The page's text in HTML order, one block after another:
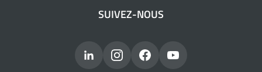
SUIVEZ-NOUS